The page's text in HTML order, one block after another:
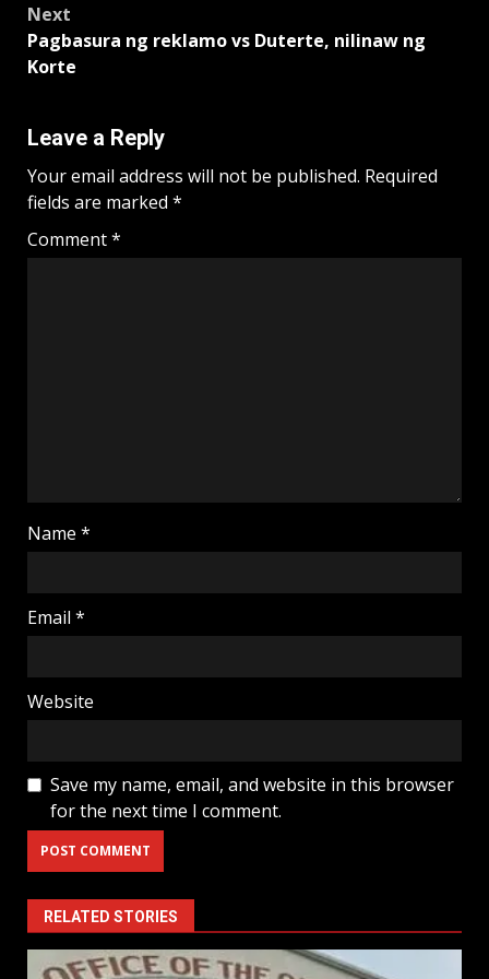
Next
Pagbasura ng reklamo vs Duterte, nilinaw ng
Korte
Leave a Reply
Your email address will not be published. Required
fields are marked *
Comment*
Name *
Email *
Website
Save my name, email, and website in this browser
for the next time I comment.
RELATED STORIES